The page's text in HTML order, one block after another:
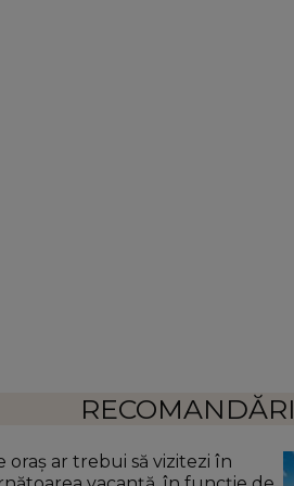
RECOMANDĂRI
oraș ar trebui să vizitezi în